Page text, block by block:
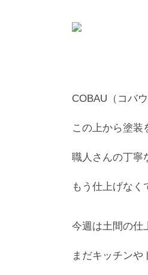
COBAU（コバ
この上から塗装
職人さんの丁寧
もう仕上げなく
今週は土間の仕
まだキッチンや